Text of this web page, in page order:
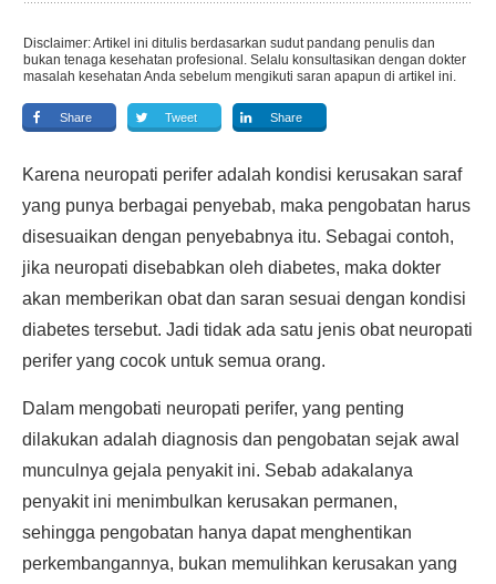
Disclaimer: Artikel ini ditulis berdasarkan sudut pandang penulis dan
bukan tenaga kesehatan profesional. Selalu konsultasikan dengan dokter
masalah kesehatan Anda sebelum mengikuti saran apapun di artikel ini.
Share Tweet Share
Karena neuropati perifer adalah kondisi kerusakan saraf
yang punya berbagai penyebab, maka pengobatan harus
disesuaikan dengan penyebabnya itu. Sebagai contoh,
jika neuropati disebabkan oleh diabetes, maka dokter
akan memberikan obat dan saran sesuai dengan kondisi
diabetes tersebut. Jadi tidak ada satu jenis obat neuropati
perifer yang cocok untuk semua orang.
Dalam mengobati neuropati perifer, yang penting
dilakukan adalah diagnosis dan pengobatan sejak awal
munculnya gejala penyakit ini. Sebab adakalanya
penyakit ini menimbulkan kerusakan permanen,
sehingga pengobatan hanya dapat menghentikan
perkembangannya, bukan memulihkan kerusakan yang